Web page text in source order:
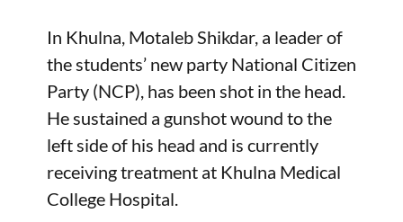
In Khulna, Motaleb Shikdar, a leader of
the students’ new party National Citizen
Party (NCP), has been shot in the head.
He sustained a gunshot wound to the
left side of his head and is currently
receiving treatment at Khulna Medical
College Hospital.